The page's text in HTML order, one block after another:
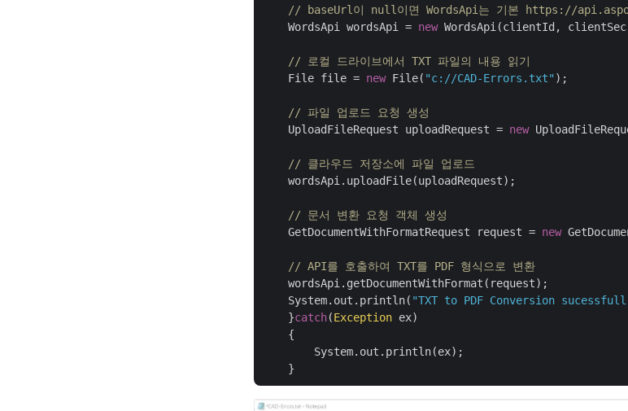
// baseUrl이 null이면 WordsApi는 기본 https://
    WordsApi wordsApi =
new WordsApi(clientId,
// 로컬 드라이브에서 TXT 파일의 내용 읽기
    File file =
new File( "c://CAD-Errors.txt" );
// 파일 업로드 요청 생성
    UploadFileRequest uploadRequest =
new
// 클라우드 저장소에 파일 업로드
    wordsApi.uploadFile(uploadRequest);
// 문서 변환 요청 객체 생성
    GetDocumentWithFormatRequest request =
new
// API를 호출하여 TXT를 PDF 형식으로 변환
    wordsApi.getDocumentWithFormat(request);
    System.out.println(
"TXT to PDF Conversion
    }
catch(Exception ex)
    {
        System.out.println(ex);